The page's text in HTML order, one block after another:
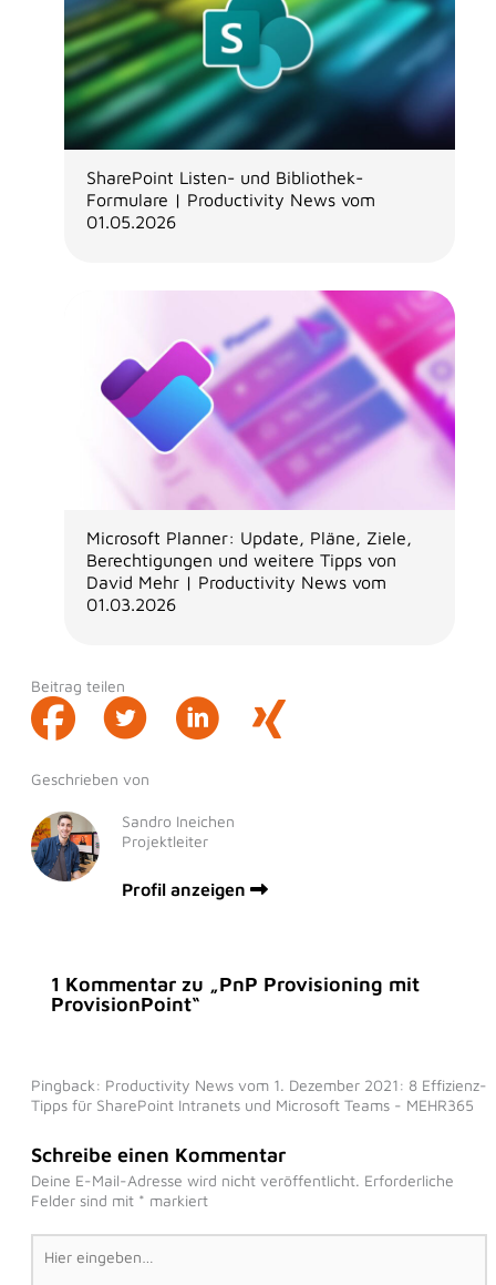
SharePoint Listen- und Bibliothek-
Formulare | Productivity News vom
01.05.2026
Microsoft Planner: Update, Pläne, Ziele,
Berechtigungen und weitere Tipps von
David Mehr | Productivity News vom
01.03.2026
Beitrag teilen
Geschrieben von
Sandro Ineichen
Projektleiter
Profil anzeigen
1 Kommentar zu „PnP Provisioning mit
ProvisionPoint“
Pingback: Productivity News vom 1. Dezember 2021: 8 Effizienz-
Tipps für SharePoint Intranets und Microsoft Teams - MEHR365
Schreibe einen Kommentar
Deine E-Mail-Adresse wird nicht veröffentlicht. Erforderliche
Felder sind mit * markiert
Hier
eingeben…